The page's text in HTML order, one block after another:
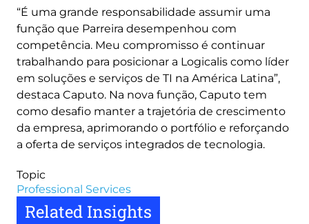
“É uma grande responsabilidade assumir uma
função que Parreira desempenhou com
competência. Meu compromisso é continuar
trabalhando para posicionar a Logicalis como líder
em soluções e serviços de TI na América Latina”,
destaca Caputo. Na nova função, Caputo tem
como desafio manter a trajetória de crescimento
da empresa, aprimorando o portfólio e reforçando
a oferta de serviços integrados de tecnologia.
Topic
Professional Services
Related Insights